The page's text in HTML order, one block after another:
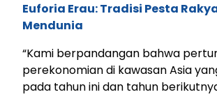
Euforia Erau: Tradisi Pesta
Mendunia
“Kami berpandangan bahwa
perekonomian di kawasan Asia
pada tahun ini dan tahun